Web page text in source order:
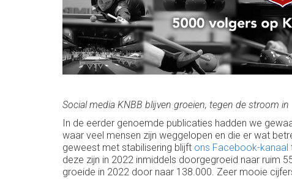
Social media KNBB blijven groeien, tegen de stroom in
In de eerder genoemde publicaties hadden we
waar veel mensen zijn weggelopen en die er wat
geweest met stabilisering blijft ons Facebook-kanaal
deze zijn in 2022 inmiddels doorgegroeid naar ruim
groeide in 2022 door naar 138.000. Zeer mooie